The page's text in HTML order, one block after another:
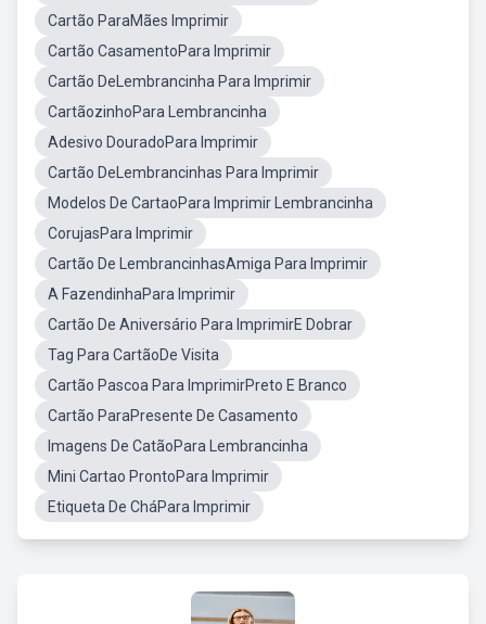
Cartão ParaMães Imprimir
Cartão CasamentoPara Imprimir
Cartão DeLembrancinha Para Imprimir
CartãozinhoPara Lembrancinha
Adesivo DouradoPara Imprimir
Cartão DeLembrancinhas Para Imprimir
Modelos De CartaoPara Imprimir Lembrancinha
CorujasPara Imprimir
Cartão De LembrancinhasAmiga Para Imprimir
A FazendinhaPara Imprimir
Cartão De Aniversário Para ImprimirE Dobrar
Tag Para CartãoDe Visita
Cartão Pascoa Para ImprimirPreto E Branco
Cartão ParaPresente De Casamento
Imagens De CatãoPara Lembrancinha
Mini Cartao ProntoPara Imprimir
Etiqueta De CháPara Imprimir